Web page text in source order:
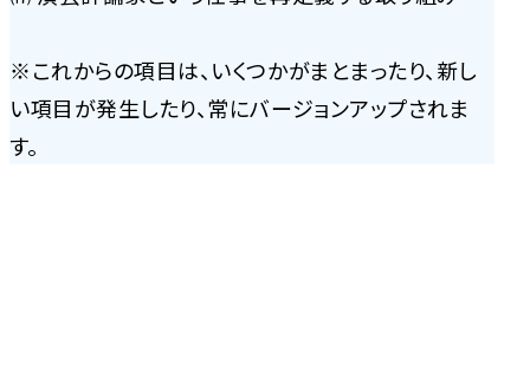
※これからの項目は、いくつかがまとまったり、新し
い項目が発生したり、常にバージョンアップされま
す。